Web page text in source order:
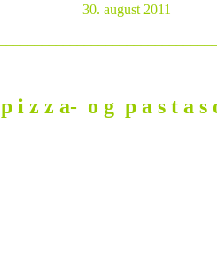
30. august 2011
p i z z a- o g p a s t a s